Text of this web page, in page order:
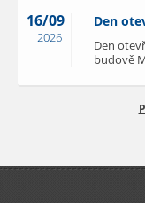
16/09
2026
Den
Den
budově